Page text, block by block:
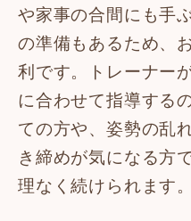
や家事の合間にも手
の準備もあるため、
利です。トレーナー
に合わせて指導する
ての方や、姿勢の乱
き締めが気になる方
理なく続けられます。